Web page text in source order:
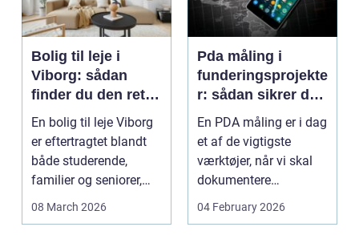
Bolig til leje i
Viborg: sådan
finder du den rette
lejlighed
En bolig til leje Viborg
er eftertragtet blandt
både studerende,
familier og seniorer,
fordi b...
08 March 2026
Pda måling i
funderingsprojekte
r: sådan sikrer du
dokumenteret
bæreevne
En PDA måling er i dag
et af de vigtigste
værktøjer, når vi skal
dokumentere
bæreevnen af pæle til
04 February 2026